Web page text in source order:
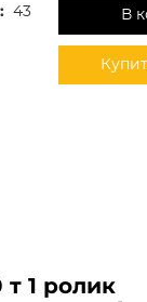
43 В
1 ролик